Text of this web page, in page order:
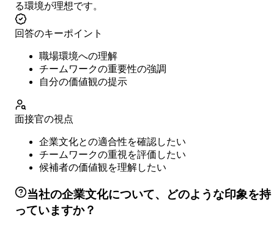
る環境が理想です。
回答のキーポイント
職場環境への理解
チームワークの重要性の強調
自分の価値観の提示
面接官の視点
企業文化との適合性を確認したい
チームワークの重視を評価したい
候補者の価値観を理解したい
当社の企業文化について、どのような印象を持
っていますか？